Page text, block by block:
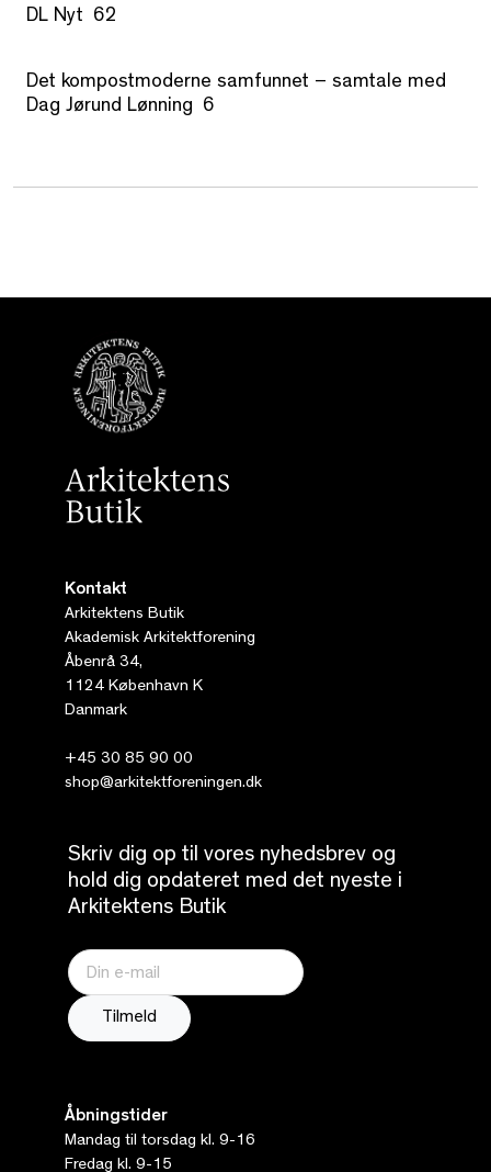
DL Nyt 62
Det kompostmoderne samfunnet – samtale med
Dag Jørund Lønning 6
Kontakt
Arkitektens Butik
Akademisk Arkitektforening
Åbenrå 34,
1124 København K
Danmark
+45 30 85 90 00
shop@arkitektforeningen.dk
Skriv dig op til vores nyhedsbrev og
hold dig opdateret med det nyeste i
Arkitektens Butik
Åbningstider
Mandag til torsdag kl. 9-16
Fredag kl. 9-15